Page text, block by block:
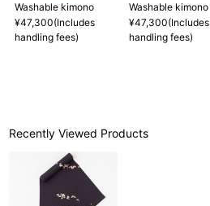
Washable kimono
¥47,300(Includes
handling fees)
Washable kimono
¥47,300(Includes
handling fees)
Recently Viewed Products